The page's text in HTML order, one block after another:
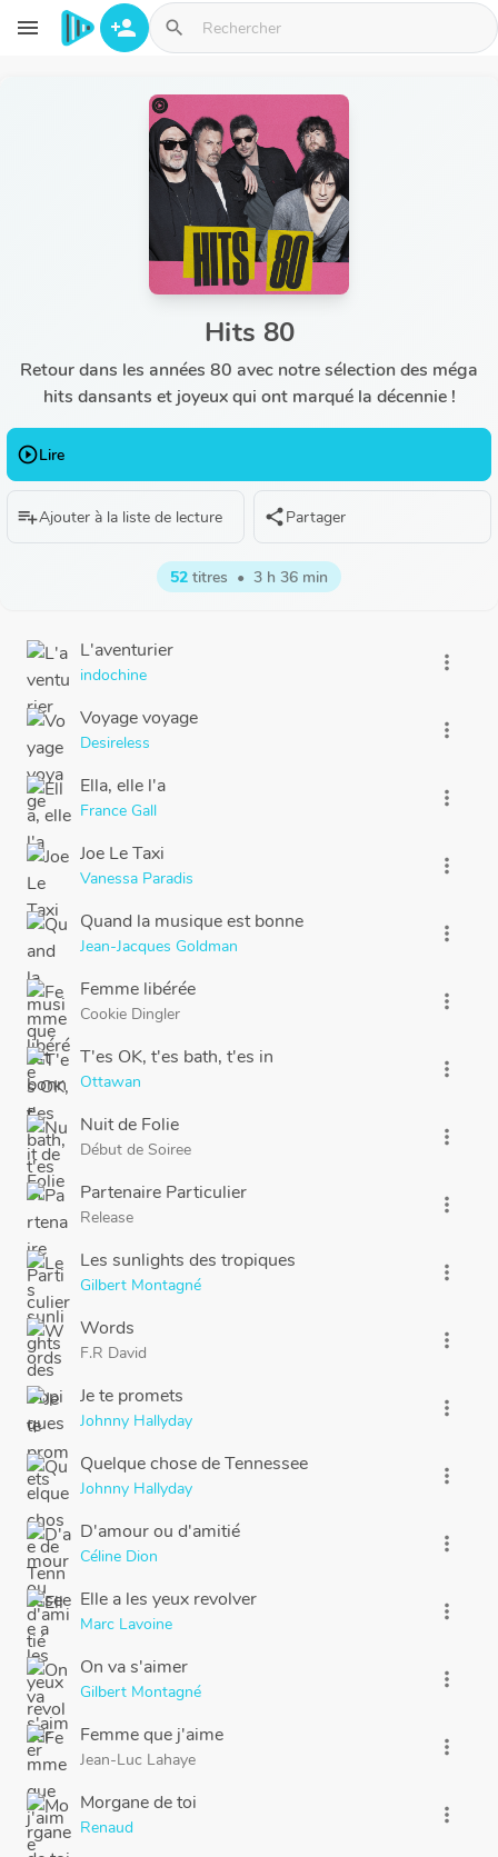
Aller au contenu principal
menu person_add search
Hits 80
Retour dans les années 80 avec notre sélection des méga
hits dansants et joyeux qui ont marqué la décennie !
play_circle_outlineLire
playlist_addAjouter à la liste de lecture sharePartager
52 titres • 3 h 36 min
L'aventurier
indochine
more_vert
Voyage voyage
Desireless
more_vert
Ella, elle l'a
France Gall
more_vert
Joe Le Taxi
Vanessa Paradis
more_vert
Quand la musique est bonne
Jean-Jacques Goldman
more_vert
Femme libérée
Cookie Dingler
more_vert
T'es OK, t'es bath, t'es in
Ottawan
more_vert
Nuit de Folie
Début de Soiree
more_vert
Partenaire Particulier
Release
more_vert
Les sunlights des tropiques
Gilbert Montagné
more_vert
Words
F.R David
more_vert
Je te promets
Johnny Hallyday
more_vert
Quelque chose de Tennessee
Johnny Hallyday
more_vert
D'amour ou d'amitié
Céline Dion
more_vert
Elle a les yeux revolver
Marc Lavoine
more_vert
On va s'aimer
Gilbert Montagné
more_vert
Femme que j'aime
Jean-Luc Lahaye
more_vert
Morgane de toi
Renaud
more_vert